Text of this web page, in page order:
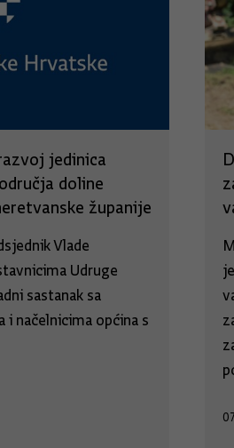
jedinica
doline
županije
Vlade
Udruge
sastanak sa
i načelnicima općina s